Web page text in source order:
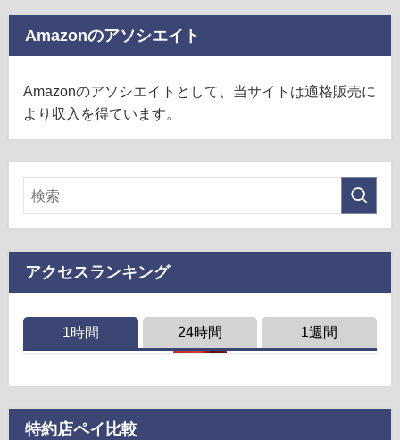
Amazonのアソシエイト
Amazonのアソシエイトとして、当サイトは適格販売に
より収入を得ています。
アクセスランキング
1時間 24時間 1週間
特約店ペイ比較